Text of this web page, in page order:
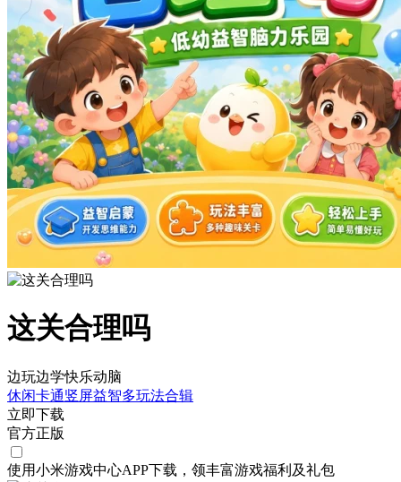
这关合理吗
边玩边学快乐动脑
休闲卡通竖屏益智多玩法合辑
立即下载
官方正版
使用小米游戏中心APP下载 ，领丰富游戏福利 及礼包